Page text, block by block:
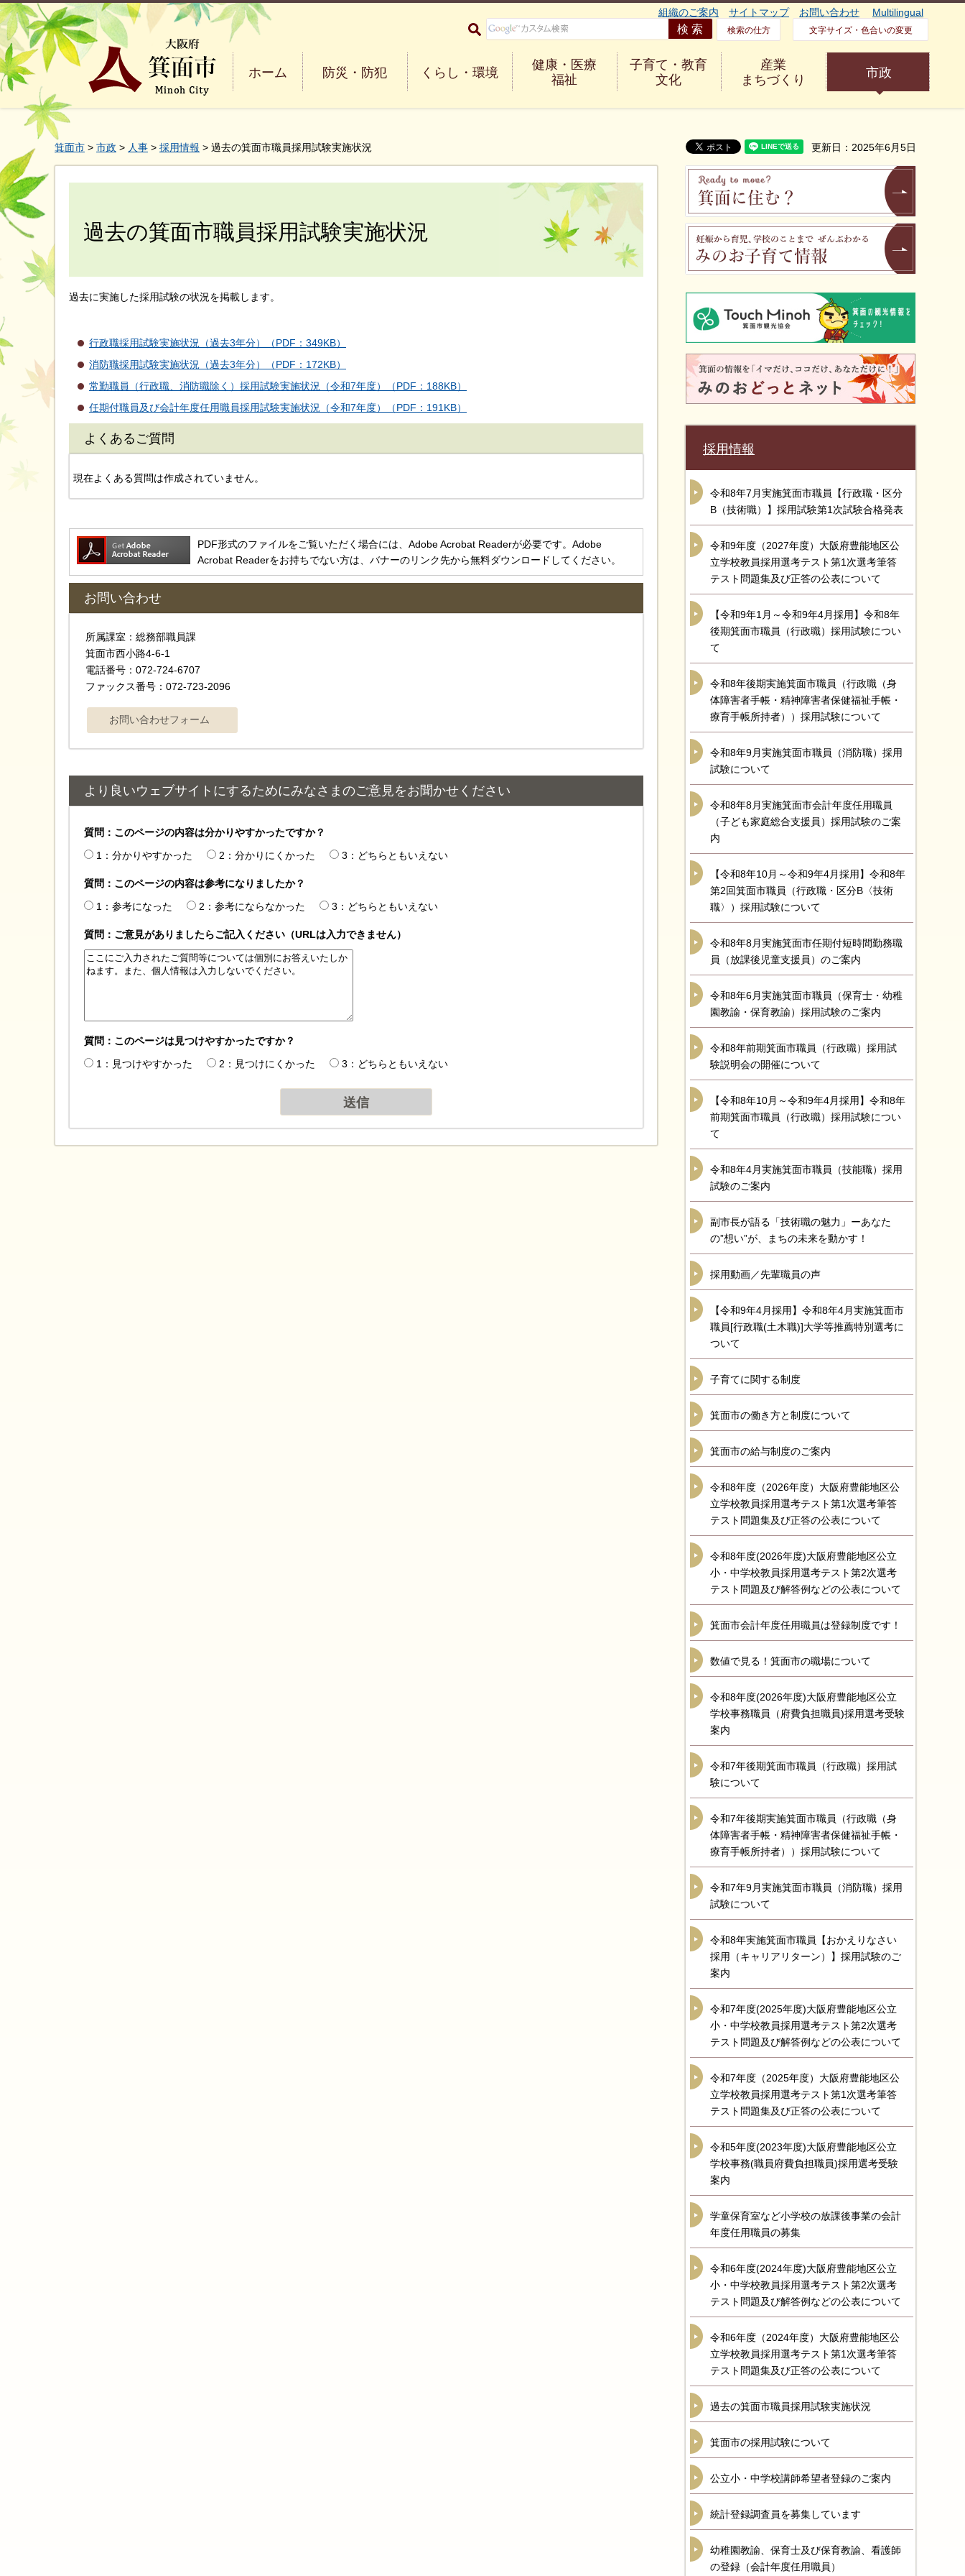
大阪府箕面市 Minoh City
組織のご案内 サイトマップ お問い合わせ Multilingual
検索の仕方 文字サイズ・色合いの変更
ホーム 防災・防犯 くらし・環境
健康・医療
福祉
子育て・教育
文化
産業
まちづくり
市政
箕面市 > 市政 > 人事 > 採用情報 > 過去の箕面市職員採用試験実施状況 更新日：2025年6月5日
過去の箕面市職員採用試験実施状況
過去に実施した採用試験の状況を掲載します。
行政職採用試験実施状況（過去3年分）（PDF：349KB）
消防職採用試験実施状況（過去3年分）（PDF：172KB）
常勤職員（行政職、消防職除く）採用試験実施状況（令和7年度）（PDF：188KB）
任期付職員及び会計年度任用職員採用試験実施状況（令和7年度）（PDF：191KB）
よくあるご質問
現在よくある質問は作成されていません。
PDF形式のファイルをご覧いただく場合には、Adobe Acrobat Readerが必要です。Adobe
Acrobat Readerをお持ちでない方は、バナーのリンク先から無料ダウンロードしてください。
お問い合わせ
所属課室：総務部職員課
箕面市西小路4‐6‐1
電話番号：072-724-6707
ファックス番号：072-723-2096
より良いウェブサイトにするためにみなさまのご意見をお聞かせください
質問：このページの内容は分かりやすかったですか？
1：分かりやすかった
2：分かりにくかった 3：どちらともいえない
質問：このページの内容は参考になりましたか？
1：参考になった
2：参考にならなかった 3：どちらともいえない
質問：ご意見がありましたらご記入ください（URLは入力できません）
質問：このページは見つけやすかったですか？
1：見つけやすかった
2：見つけにくかった 3：どちらともいえない
採用情報
令和8年7月実施箕面市職員【行政職・区分
B（技術職）】採用試験第1次試験合格発表
令和9年度（2027年度）大阪府豊能地区公
立学校教員採用選考テスト第1次選考筆答
テスト問題集及び正答の公表について
【令和9年1月～令和9年4月採用】令和8年
後期箕面市職員（行政職）採用試験につい
て
令和8年後期実施箕面市職員（行政職（身
体障害者手帳・精神障害者保健福祉手帳・
療育手帳所持者））採用試験について
令和8年9月実施箕面市職員（消防職）採用
試験について
令和8年8月実施箕面市会計年度任用職員
（子ども家庭総合支援員）採用試験のご案
内
【令和8年10月～令和9年4月採用】令和8年
第2回箕面市職員（行政職・区分B〈技術
職〉）採用試験について
令和8年8月実施箕面市任期付短時間勤務職
員（放課後児童支援員）のご案内
令和8年6月実施箕面市職員（保育士・幼稚
園教諭・保育教諭）採用試験のご案内
令和8年前期箕面市職員（行政職）採用試
験説明会の開催について
【令和8年10月～令和9年4月採用】令和8年
前期箕面市職員（行政職）採用試験につい
て
令和8年4月実施箕面市職員（技能職）採用
試験のご案内
副市長が語る「技術職の魅力」ーあなた
の”想い”が、まちの未来を動かす！
採用動画／先輩職員の声
【令和9年4月採用】令和8年4月実施箕面市
職員[行政職(土木職)]大学等推薦特別選考に
ついて
子育てに関する制度
箕面市の働き方と制度について
箕面市の給与制度のご案内
令和8年度（2026年度）大阪府豊能地区公
立学校教員採用選考テスト第1次選考筆答
テスト問題集及び正答の公表について
令和8年度(2026年度)大阪府豊能地区公立
小・中学校教員採用選考テスト第2次選考
テスト問題及び解答例などの公表について
箕面市会計年度任用職員は登録制度です！
数値で見る！箕面市の職場について
令和8年度(2026年度)大阪府豊能地区公立
学校事務職員（府費負担職員)採用選考受験
案内
令和7年後期箕面市職員（行政職）採用試
験について
令和7年後期実施箕面市職員（行政職（身
体障害者手帳・精神障害者保健福祉手帳・
療育手帳所持者））採用試験について
令和7年9月実施箕面市職員（消防職）採用
試験について
令和8年実施箕面市職員【おかえりなさい
採用（キャリアリターン）】採用試験のご
案内
令和7年度(2025年度)大阪府豊能地区公立
小・中学校教員採用選考テスト第2次選考
テスト問題及び解答例などの公表について
令和7年度（2025年度）大阪府豊能地区公
立学校教員採用選考テスト第1次選考筆答
テスト問題集及び正答の公表について
令和5年度(2023年度)大阪府豊能地区公立
学校事務(職員府費負担職員)採用選考受験
案内
学童保育室など小学校の放課後事業の会計
年度任用職員の募集
令和6年度(2024年度)大阪府豊能地区公立
小・中学校教員採用選考テスト第2次選考
テスト問題及び解答例などの公表について
令和6年度（2024年度）大阪府豊能地区公
立学校教員採用選考テスト第1次選考筆答
テスト問題集及び正答の公表について
過去の箕面市職員採用試験実施状況
箕面市の採用試験について
公立小・中学校講師希望者登録のご案内
統計登録調査員を募集しています
幼稚園教諭、保育士及び保育教諭、看護師
の登録（会計年度任用職員）